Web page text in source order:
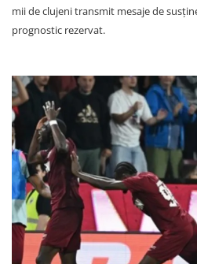
mii de clujeni transmit mesaje de
prognostic rezervat.